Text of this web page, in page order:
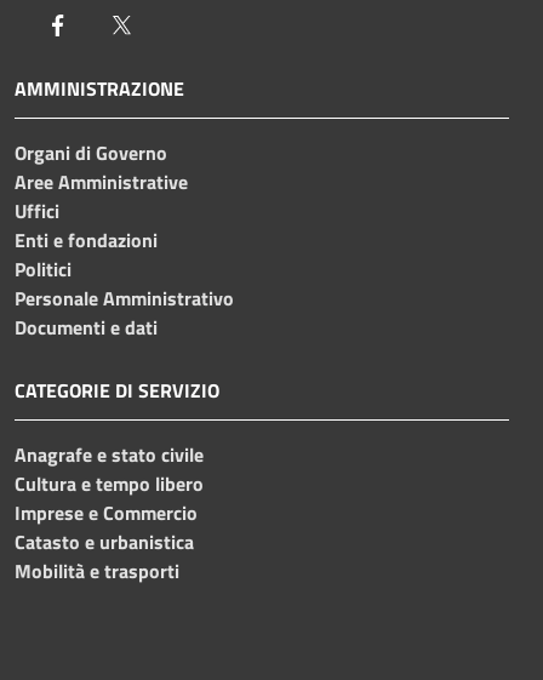
Facebook
AMMINISTRAZIONE
Organi di Governo
Aree Amministrative
Uffici
Enti e fondazioni
Politici
Personale Amministrativo
Documenti e dati
CATEGORIE DI SERVIZIO
Anagrafe e stato civile
Cultura e tempo libero
Imprese e Commercio
Catasto e urbanistica
Mobilità e trasporti